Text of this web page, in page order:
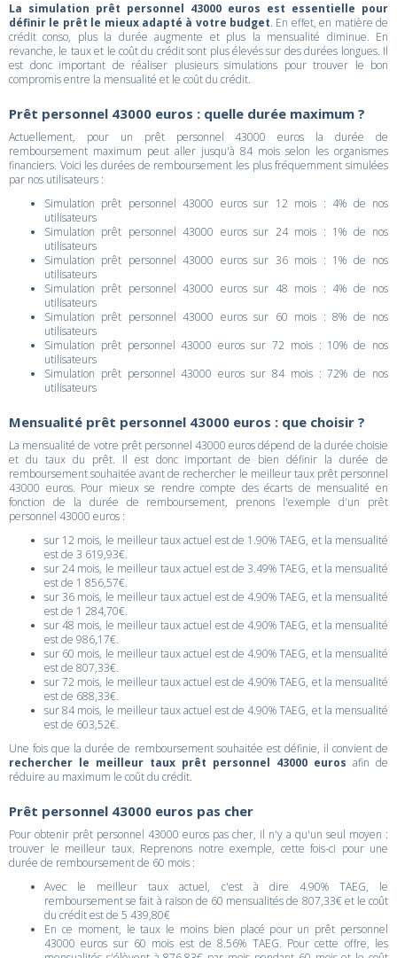
La simulation prêt personnel 43000 euros est essentielle pour
définir le prêt le mieux adapté à votre budget. En effet, en matière de
crédit conso, plus la durée augmente et plus la mensualité diminue. En
revanche, le taux et le coût du crédit sont plus élevés sur des durées longues. Il
est donc important de réaliser plusieurs simulations pour trouver le bon
compromis entre la mensualité et le coût du crédit.
Prêt personnel 43000 euros : quelle durée maximum ?
Actuellement, pour un prêt personnel 43000 euros la durée de
remboursement maximum peut aller jusqu'à 84 mois selon les organismes
financiers. Voici les durées de remboursement les plus fréquemment simulées
par nos utilisateurs :
Simulation prêt personnel 43000 euros sur 12 mois : 4% de nos
utilisateurs
Simulation prêt personnel 43000 euros sur 24 mois : 1% de nos
utilisateurs
Simulation prêt personnel 43000 euros sur 36 mois : 1% de nos
utilisateurs
Simulation prêt personnel 43000 euros sur 48 mois : 4% de nos
utilisateurs
Simulation prêt personnel 43000 euros sur 60 mois : 8% de nos
utilisateurs
Simulation prêt personnel 43000 euros sur 72 mois : 10% de nos
utilisateurs
Simulation prêt personnel 43000 euros sur 84 mois : 72% de nos
utilisateurs
Mensualité prêt personnel 43000 euros : que choisir ?
La mensualité de votre prêt personnel 43000 euros dépend de la durée choisie
et du taux du prêt. Il est donc important de bien définir la durée de
remboursement souhaitée avant de rechercher le meilleur taux prêt personnel
43000 euros. Pour mieux se rendre compte des écarts de mensualité en
fonction de la durée de remboursement, prenons l'exemple d'un prêt
personnel 43000 euros :
sur 12 mois, le meilleur taux actuel est de 1.90% TAEG, et la mensualité
est de 3 619,93€.
sur 24 mois, le meilleur taux actuel est de 3.49% TAEG, et la mensualité
est de 1 856,57€.
sur 36 mois, le meilleur taux actuel est de 4.90% TAEG, et la mensualité
est de 1 284,70€.
sur 48 mois, le meilleur taux actuel est de 4.90% TAEG, et la mensualité
est de 986,17€.
sur 60 mois, le meilleur taux actuel est de 4.90% TAEG, et la mensualité
est de 807,33€.
sur 72 mois, le meilleur taux actuel est de 4.90% TAEG, et la mensualité
est de 688,33€.
sur 84 mois, le meilleur taux actuel est de 4.90% TAEG, et la mensualité
est de 603,52€.
Une fois que la durée de remboursement souhaitée est définie, il convient de
rechercher le meilleur taux prêt personnel 43000 euros afin de
réduire au maximum le coût du crédit.
Prêt personnel 43000 euros pas cher
Pour obtenir prêt personnel 43000 euros pas cher, il n'y a qu'un seul moyen :
trouver le meilleur taux. Reprenons notre exemple, cette fois-ci pour une
durée de remboursement de 60 mois :
Avec le meilleur taux actuel, c'est à dire 4.90% TAEG, le
remboursement se fait à raison de 60 mensualités de 807,33€ et le coût
du crédit est de 5 439,80€
En ce moment, le taux le moins bien placé pour un prêt personnel
43000 euros sur 60 mois est de 8.56% TAEG. Pour cette offre, les